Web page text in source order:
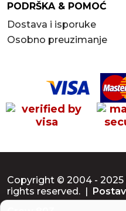
PODRŠKA & POMOĆ
Dostava i isporuke
Osobno preuzimanje
Copyright © 2004 - 2025
rights reserved. |